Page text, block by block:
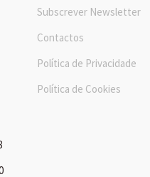
Subscrever Newsletter
Contactos
Política de Privacidade
Política de Cookies